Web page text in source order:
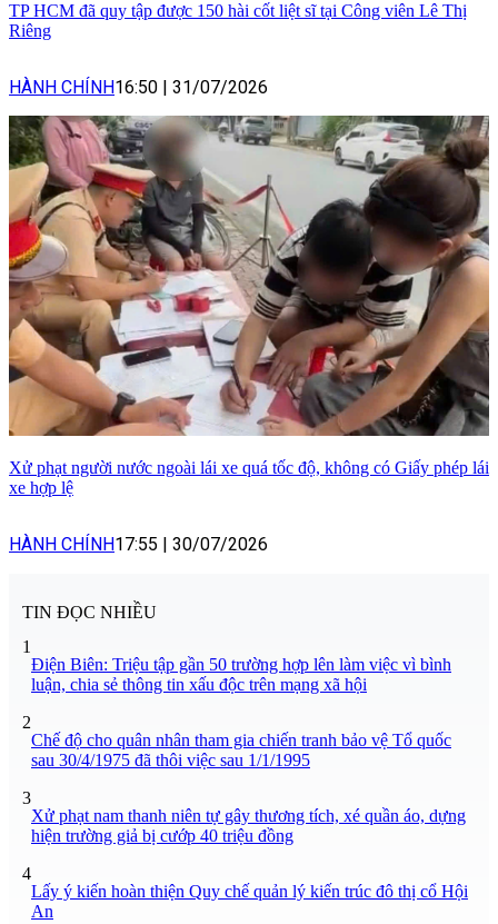
TP HCM đã quy tập được 150 hài cốt liệt sĩ tại Công viên Lê Thị
Riêng
HÀNH CHÍNH16:50 31/07/2026
Xử phạt người nước ngoài lái xe quá tốc độ, không có Giấy phép lái
xe hợp lệ
HÀNH CHÍNH17:55 30/07/2026
TIN ĐỌC NHIỀU
1
Điện Biên: Triệu tập gần 50 trường hợp lên làm việc vì bình
luận, chia sẻ thông tin xấu độc trên mạng xã hội
2
Chế độ cho quân nhân tham gia chiến tranh bảo vệ Tổ quốc
sau 30/4/1975 đã thôi việc sau 1/1/1995
3
Xử phạt nam thanh niên tự gây thương tích, xé quần áo, dựng
hiện trường giả bị cướp 40 triệu đồng
4
Lấy ý kiến hoàn thiện Quy chế quản lý kiến trúc đô thị cổ Hội
An